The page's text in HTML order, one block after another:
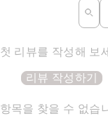
첫 리뷰를 작성해 보
리뷰 작성하기
항목을 찾을 수 없습